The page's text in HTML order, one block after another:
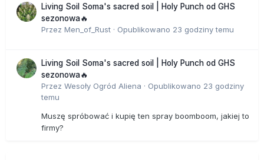
Living Soil Soma's sacred soil | Holy Punch od GHS
sezonowa🔥
Przez Men_of_Rust · Opublikowano 23 godziny temu
Living Soil Soma's sacred soil | Holy Punch od GHS
sezonowa🔥
Przez Wesoły Ogród Aliena · Opublikowano 23 godziny
temu
Muszę spróbować i kupię ten spray boomboom, jakiej to
firmy?